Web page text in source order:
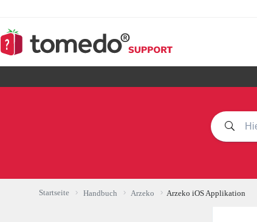
springen
Startseite Handbuch Arzeko Arzeko iOS Applikation